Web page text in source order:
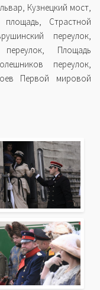
Кузнецкий мост,
Страстной
переулок,
Площадь
переулок,
Первой мировой